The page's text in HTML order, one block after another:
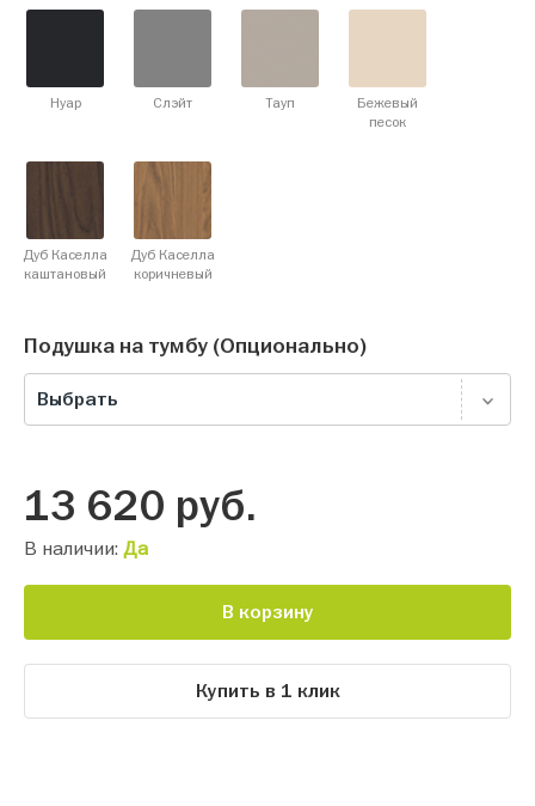
Нуар Слэйт Тауп
Бежевый
песок
Дуб Каселла
каштановый
Дуб Каселла
коричневый
Подушка на тумбу (Опционально)
Выбрать
13 620 руб.
В наличии: Да
В корзину
Купить в 1 клик